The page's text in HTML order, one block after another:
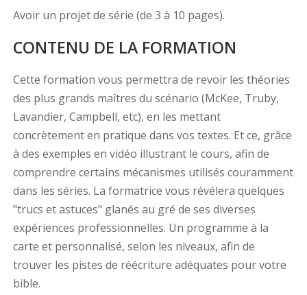
Avoir un projet de série (de 3 à 10 pages).
CONTENU DE LA FORMATION
Cette formation vous permettra de revoir les théories
des plus grands maîtres du scénario (McKee, Truby,
Lavandier, Campbell, etc), en les mettant
concrètement en pratique dans vos textes. Et ce, grâce
à des exemples en vidéo illustrant le cours, afin de
comprendre certains mécanismes utilisés couramment
dans les séries. La formatrice vous révélera quelques
"trucs et astuces" glanés au gré de ses diverses
expériences professionnelles. Un programme à la
carte et personnalisé, selon les niveaux, afin de
trouver les pistes de réécriture adéquates pour votre
bible.